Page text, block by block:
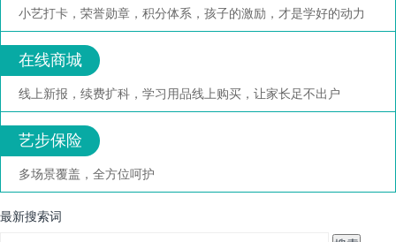
小艺打卡，荣誉勋章，积分体系，孩子的激励，才是学好的动力
在线商城
线上新报，续费扩科，学习用品线上购买，让家长足不出户
艺步保险
多场景覆盖，全方位呵护
最新搜索词